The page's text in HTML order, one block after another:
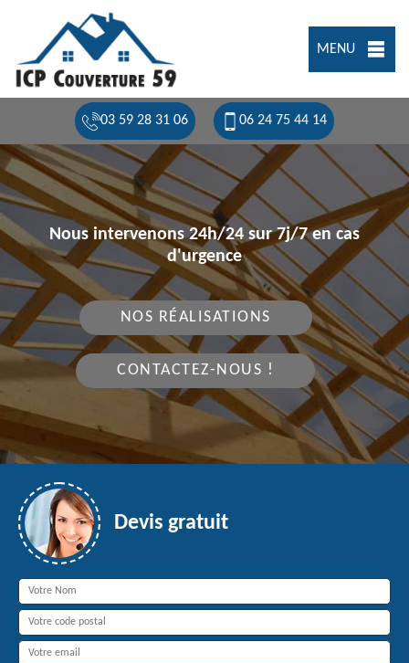
MENU
03 59 28 31 06 06 24 75 44 14
Nous intervenons 24h/24 sur 7j/7 en cas
d'urgence
NOS RÉALISATIONS
CONTACTEZ-NOUS !
Devis gratuit